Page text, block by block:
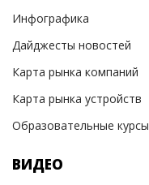
Инфографика
Дайджесты новостей
Карта рынка компаний
Карта рынка устройств
Образовательные курсы
ВИДЕО